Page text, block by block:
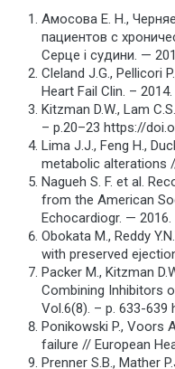
Амосова Е. Н.,
пациентов с
Серце і судини. —
Cleland J.G., Pellicori
Heart Fail Clin. –
Kitzman D.W., Lam
– p.20–23 https://
Lima J.J., Feng H.,
metabolic alterations
Nagueh S. F. et al.
from the American
Echocardiogr. —
Obokata M., Reddy
with preserved
Packer M., Kitzman
Combining Inhibitors
Vol.6(8). – p. 633-639
Ponikowski P., Voors
failure // European
Prenner S.B., Mather